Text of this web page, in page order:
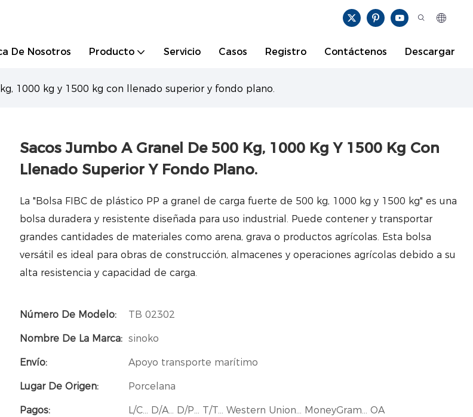
De Nosotros Producto Servicio Casos Registro Contáctenos Descargar
1000 kg y 1500 kg con llenado superior y fondo plano.
Sacos Jumbo A Granel De 500 Kg, 1000 Kg Y 1500 Kg Con
Llenado Superior Y Fondo Plano.
La "Bolsa FIBC de plástico PP a granel de carga fuerte de 500 kg, 1000 kg y 1500 kg" es una
bolsa duradera y resistente diseñada para uso industrial. Puede contener y transportar
grandes cantidades de materiales como arena, grava o productos agrícolas. Esta bolsa
versátil es ideal para obras de construcción, almacenes y operaciones agrícolas debido a su
alta resistencia y capacidad de carga.
Número De Modelo: TB 02302
Nombre De La Marca: sinoko
Envío: Apoyo transporte marítimo
Lugar De Origen: Porcelana
Pagos: L/C... D/A... D/P... T/T... Western Union... MoneyGram... OA